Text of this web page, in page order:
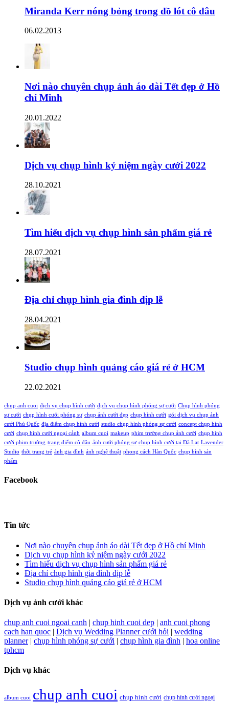
Miranda Kerr nóng bỏng trong đồ lót cô dâu
06.02.2013
Nơi nào chuyên chụp ảnh áo dài Tết đẹp ở Hồ
chí Minh
20.01.2022
Dịch vụ chụp hình kỷ niệm ngày cưới 2022
28.10.2021
Tìm hiểu dịch vụ chụp hình sản phẩm giá rẻ
28.07.2021
Địa chỉ chụp hình gia đình dịp lễ
28.04.2021
Studio chụp hình quảng cáo giá rẻ ở HCM
22.02.2021
chup anh cuoi dịch vụ chụp hình cưới dịch vụ chụp hình phóng sự cưới Chụp hình phóng
sự cưới chụp hình cưới phóng sự chụp ảnh cưới đẹp chụp hình cưới gói dịch vụ chụp ảnh
cưới Phú Quốc địa điểm chụp hình cưới studio chụp hình phóng sự cưới concept chụp hình
cưới chụp hình cưới ngoại cảnh album cuoi makeup phim trường chụp ảnh cưới chụp hình
cưới phim trường trang điểm cô dâu ảnh cưới phóng sự chụp hình cưới tại Đà Lạt Lavender
Studio thời trang trẻ ảnh gia đình ảnh nghệ thuật phong cách Hàn Quốc chụp hình sản
phẩm
Facebook
Tin tức
Nơi nào chuyên chụp ảnh áo dài Tết đẹp ở Hồ chí Minh
Dịch vụ chụp hình kỷ niệm ngày cưới 2022
Tìm hiểu dịch vụ chụp hình sản phẩm giá rẻ
Địa chỉ chụp hình gia đình dịp lễ
Studio chụp hình quảng cáo giá rẻ ở HCM
Dịch vụ ảnh cưới khác
chup anh cuoi ngoai canh | chup hinh cuoi dep | anh cuoi phong
cach han quoc | Dịch vụ Wedding Planner cưới hỏi | wedding
planner| chụp hình phóng sự cưới | chụp hình gia đình | hoa online
tphcm
Dịch vụ khác
album cuoi chup anh cuoi chụp hình cưới chụp hình cưới ngoại